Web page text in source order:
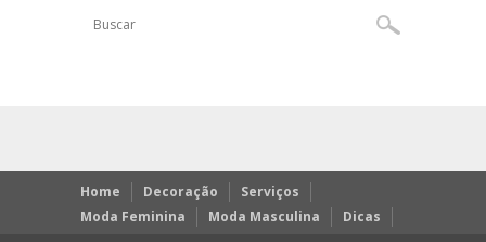
Home Decoração
Serviços
Moda Feminina
Moda Masculina
Dicas